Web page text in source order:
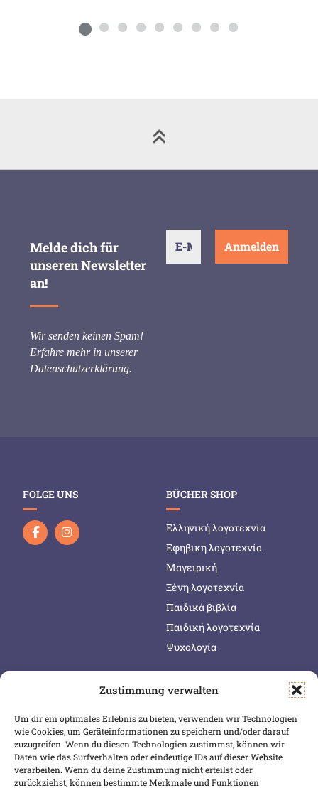
Zustimmung verwalten
Um dir ein optimales Erlebnis zu bieten, verwenden wir Technologien
wie Cookies, um Geräteinformationen zu speichern und/oder darauf
zuzugreifen. Wenn du diesen Technologien zustimmst, können wir
Daten wie das Surfverhalten oder eindeutige IDs auf dieser Website
verarbeiten. Wenn du deine Zustimmung nicht erteilst oder
zurückziehst, können bestimmte Merkmale und Funktionen
Melde dich für
unseren Newsletter
an!
Wir senden keinen Spam!
Erfahre mehr in unserer
Datenschutzerklärung.
FOLGE UNS BÜCHER SHOP
Ελληνική λογοτεχνία
Εφηβική λογοτεχνία
Μαγειρική
Ξένη λογοτεχνία
Παιδικά βιβλία
Παιδική λογοτεχνία
Ψυχολογία
SERVICE & INFOS
Warenkorb
Wunschliste
Mein Konto
Versand & Lieferung
SICHER BEZAHLEN